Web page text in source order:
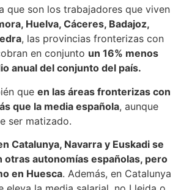
que son los trabajadores que viven
Huelva, Cáceres, Badajoz,
, las provincias fronterizas con
en conjunto un 16% menos
anual del conjunto del país.
que en las áreas fronterizas con
que la media española, aunque
ser matizado.
Catalunya, Navarra y Euskadi se
otras autonomías españolas, pero
en Huesca. Además, en Catalunya